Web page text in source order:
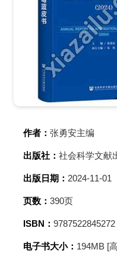
作者： 张勇安主编
出版社： 社会科学文献
出版日期： 2024-11-01
页数： 390页
ISBN： 9787522845272
电子书大小： 194MB [